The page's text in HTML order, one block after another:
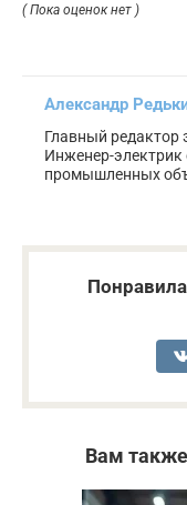
( Пока оценок нет )
Александр
Главный редактор
Инженер-
промышленных
Вам